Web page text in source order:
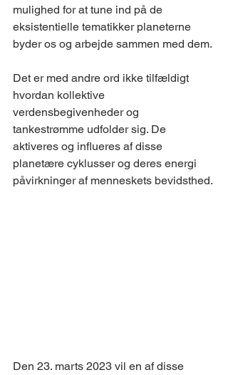
mulighed for at tune ind på de
eksistentielle tematikker planeterne
byder os og arbejde sammen med dem.
Det er med andre ord ikke tilfældigt
hvordan kollektive
verdensbegivenheder og
tankestrømme udfolder sig. De
aktiveres og influeres af disse
planetære cyklusser og deres energi
påvirkninger af menneskets bevidsthed.
Den 23. marts 2023 vil en af disse